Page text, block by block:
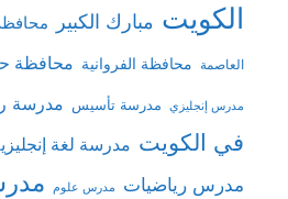
الكويت مبارك الكبير
العاصمة محافظة الفروانية محافظة
مدرس إنجليزي مدرسة تأسيس مدرسة
في الكويت مدرسة لغة
مدرس رياضيات مدرس علوم